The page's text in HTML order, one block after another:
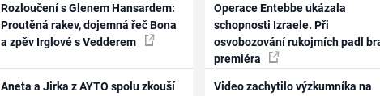
Rozloučení s Glenem Hansardem:
Proutěná rakev, dojemná řeč Bona
a zpěv Irglové s Vedderem
Aneta a Jirka z AYTO spolu zkouší
Operace Entebbe ukázala
schopnosti Izraele. Při
osvobozování rukojmích padl
premiéra
Video zachytilo výzkumníka na